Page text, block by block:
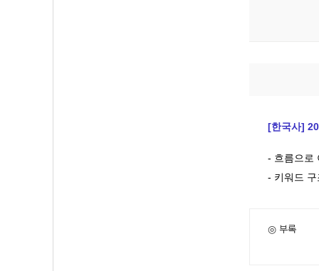
[한국사]
- 흐름으로
- 키워드
◎ 부록